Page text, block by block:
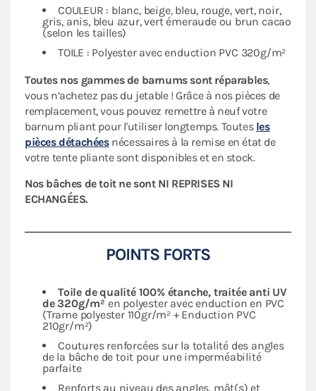
COULEUR : blanc, beige, bleu, rouge, vert, noir,
gris, anis, bleu azur, vert émeraude ou brun cacao
(selon les tailles)
TOILE : Polyester avec enduction PVC 320g/m²
Toutes nos gammes de barnums sont réparables,
vous n’achetez pas du jetable ! Grâce à nos pièces de
remplacement, vous pouvez remettre à neuf votre
barnum pliant pour l'utiliser longtemps. Toutes les
pièces détachéesnécessaires à la remise en état de
votre tente pliante sont disponibles et en stock.
Nos bâches de toit ne sont NI REPRISES NI
ECHANGÉES.
POINTS FORTS
Toile de qualité 100% étanche, traitée anti UV
de 320g/m² en polyester avec enduction en PVC
(Trame polyester 110gr/m² + Enduction PVC
210gr/m²)
Coutures renforcées sur la totalité des angles
de la bâche de toit pour une imperméabilité
parfaite
Renforts au niveau des angles, mât(s) et